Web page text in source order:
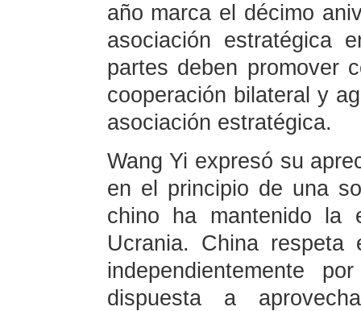
año marca el décimo
asociación estratégica
partes deben promover
cooperación bilateral y
asociación estratégica.
Wang Yi expresó su
en el principio de una
chino ha mantenido la
Ucrania. China respeta
independientemente
dispuesta a